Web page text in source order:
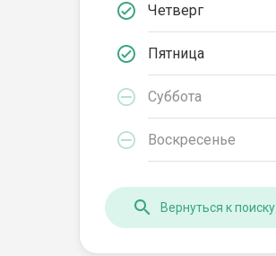
Четверг
Пятница
Суббота
Воскресенье
Вернуться к поиску